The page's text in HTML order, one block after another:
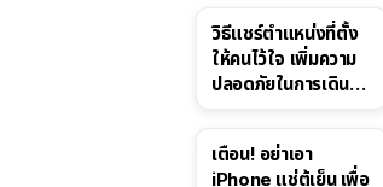
วิธีแชร์ตำแหน่งที่ตั้ง
ให้คนไว้ใจ เพิ่มความ
ปลอดภัยในการเดิน
เตือน! อย่าเอา
iPhone แช่ตู้เย็น เพื่อ